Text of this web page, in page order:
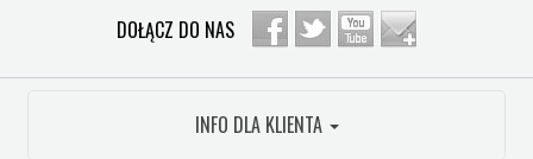
DOŁĄCZ DO NAS
INFO DLA KLIENTA